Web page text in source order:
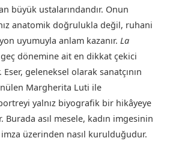
büyük ustalarındandır. Onun
anatomik doğrulukla değil, ruhani
uyumuyla anlam kazanır. La
geç dönemine ait en dikkat çekici
geleneksel olarak sanatçının
Margherita Luti ile
yalnız biyografik bir hikâyeye
asıl mesele, kadın imgesinin
üzerinden nasıl kurulduğudur.